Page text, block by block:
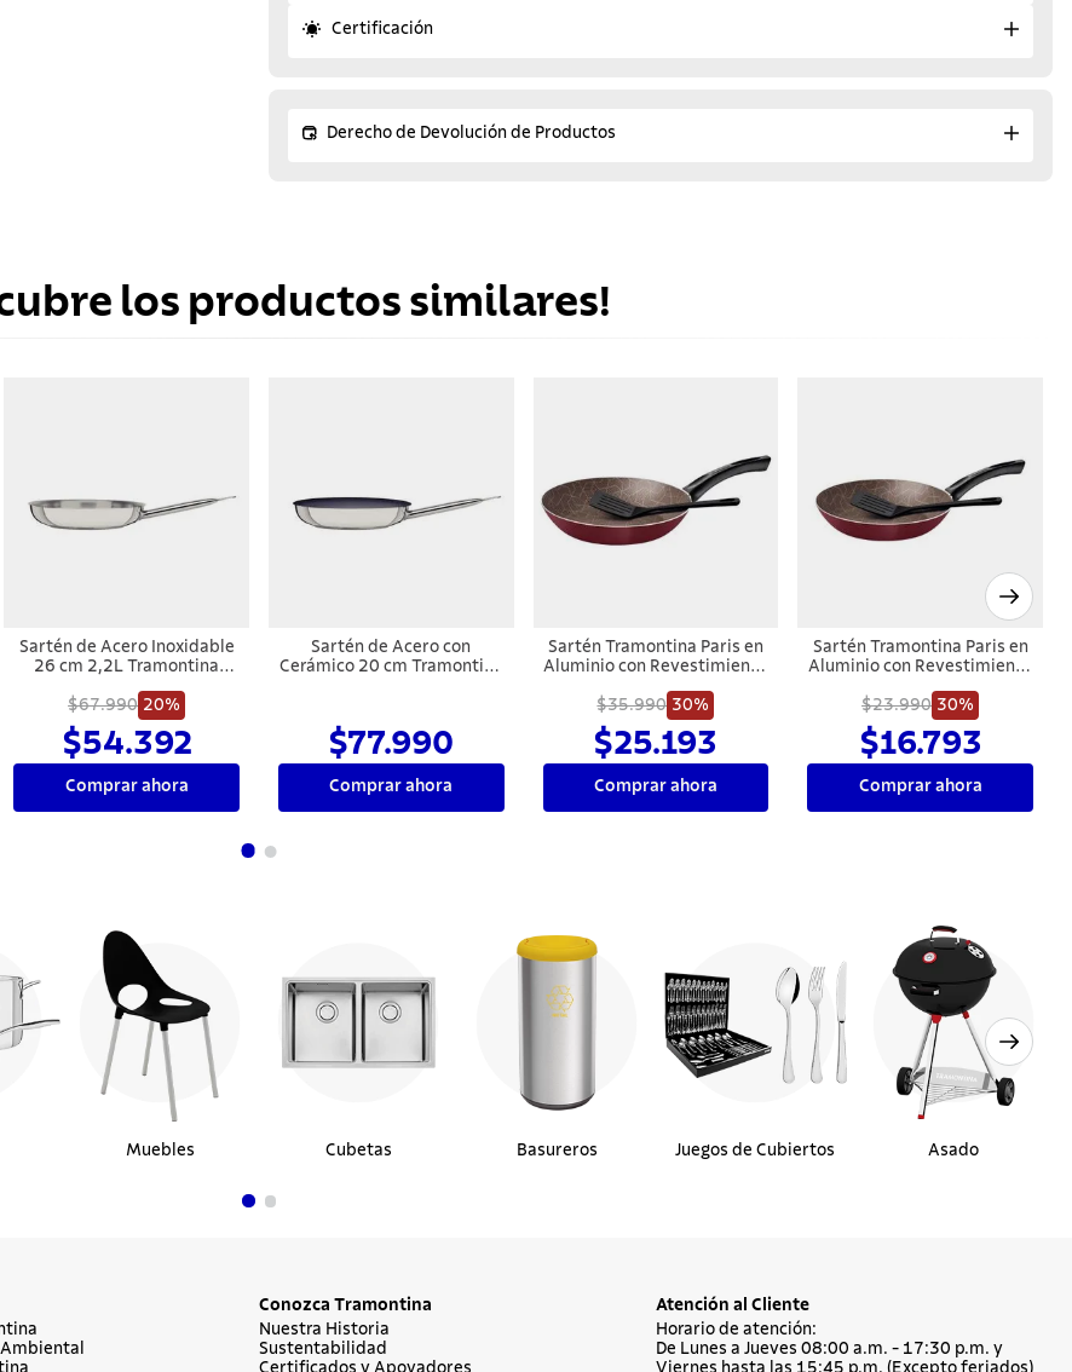
Certificación
Derecho de Devolución de Productos
los productos similares!
Sartén de Acero Inoxidable
26 cm 2,2L Tramontina
$67.990 20%
$54.392
Comprar ahora
Sartén de Acero con
Cerámico 20 cm Tramontina
$77.990
Comprar ahora
Sartén Tramontina Paris en
Aluminio con Revestimiento
Antiadherente Starflon Max
Rojo con Espátula de Nylon
28 cm 2,0 L
$35.990 30%
$25.193
Comprar ahora
Sartén Tramontina Paris en
Aluminio con Revestimiento
Antiadherente Starflon Max
Rojo con Espátula de Nylon
24 cm 1,2 L
$23.990 30%
$16.793
Comprar ahora
Muebles Cubetas Basureros Juegos de Cubiertos Asado
Conozca Tramontina
Nuestra Historia
Sustentabilidad
Certificados y Apoyadores
Atención al Cliente
Horario de atención:
De Lunes a Jueves 08:00 a.m. - 17:30 p.m. y
Viernes hasta las 15:45 p.m. (Excepto feriados)